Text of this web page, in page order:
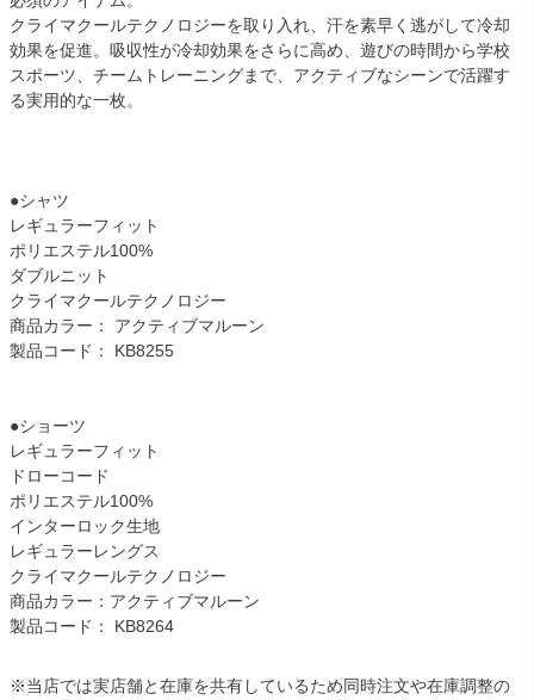
クライマクールテクノロジーを取り入れ、汗を素早く逃がして冷却
効果を促進。吸収性が冷却効果をさらに高め、遊びの時間から学校
スポーツ、チームトレーニングまで、アクティブなシーンで活躍す
る実用的な一枚。
●シャツ
レギュラーフィット
ポリエステル100%
ダブルニット
クライマクールテクノロジー
商品カラー： アクティブマルーン
製品コード： KB8255
●ショーツ
レギュラーフィット
ドローコード
ポリエステル100%
インターロック生地
レギュラーレングス
クライマクールテクノロジー
商品カラー：アクティブマルーン
製品コード： KB8264
※当店では実店舗と在庫を共有しているため同時注文や在庫調整の